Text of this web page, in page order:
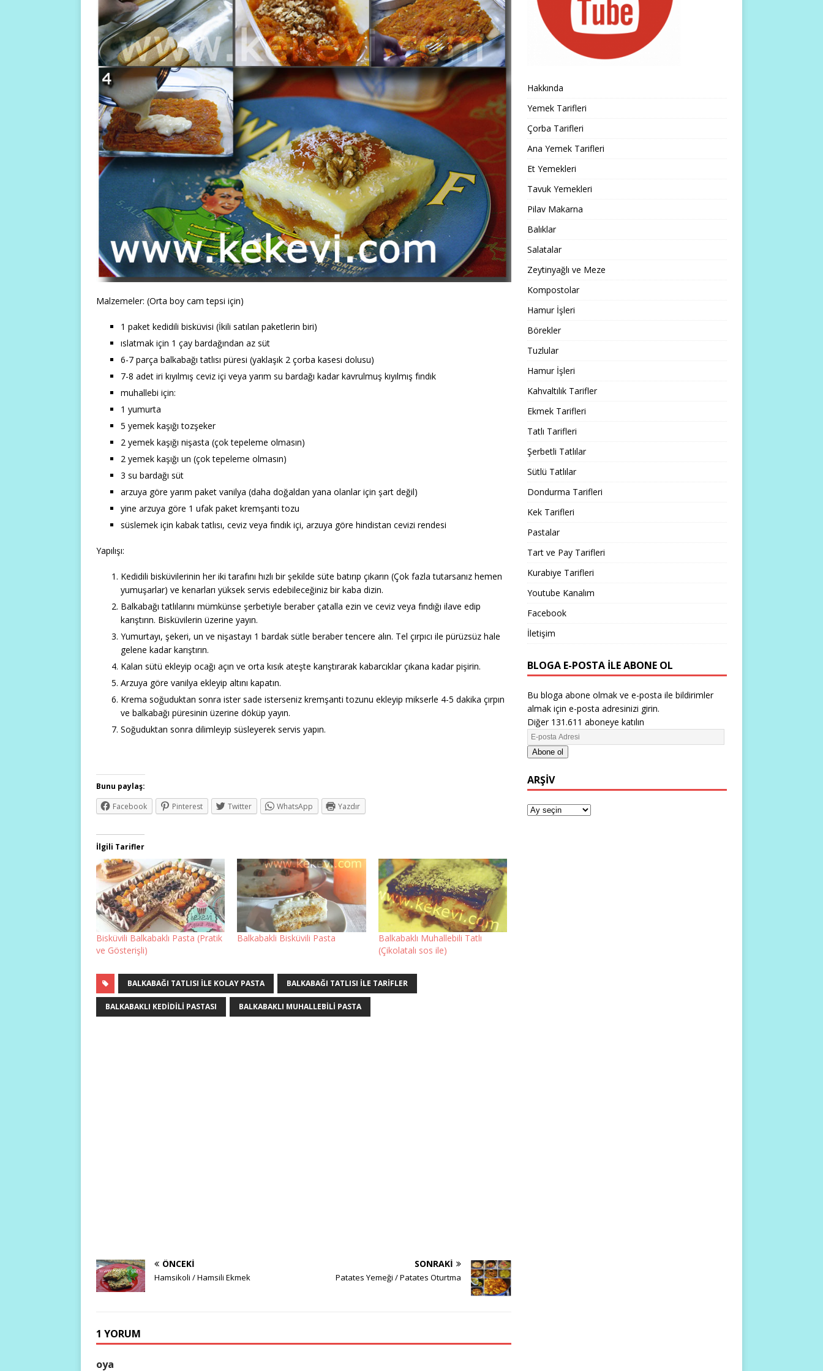
Malzemeler: (Orta boy cam tepsi için)
1 paket kedidili bisküvisi (İkili satılan paketlerin biri)
ıslatmak için 1 çay bardağından az süt
6-7 parça balkabağı tatlısı püresi (yaklaşık 2 çorba kasesi dolusu)
7-8 adet iri kıyılmış ceviz içi veya yarım su bardağı kadar kavrulmuş kıyılmış fındık
muhallebi için:
1 yumurta
5 yemek kaşığı tozşeker
2 yemek kaşığı nişasta (çok tepeleme olmasın)
2 yemek kaşığı un (çok tepeleme olmasın)
3 su bardağı süt
arzuya göre yarım paket vanilya (daha doğaldan yana olanlar için şart değil)
yine arzuya göre 1 ufak paket kremşanti tozu
süslemek için kabak tatlısı, ceviz veya fındık içi, arzuya göre hindistan cevizi rendesi
Yapılışı:
Kedidili bisküvilerinin her iki tarafını hızlı bir şekilde süte batırıp çıkarın (Çok fazla tutarsanız hemen
yumuşarlar) ve kenarları yüksek servis edebileceğiniz bir kaba dizin.
Balkabağı tatlılarını mümkünse şerbetiyle beraber çatalla ezin ve ceviz veya fındığı ilave edip
karıştırın. Bisküvilerin üzerine yayın.
Yumurtayı, şekeri, un ve nişastayı 1 bardak sütle beraber tencere alın. Tel çırpıcı ile pürüzsüz hale
gelene kadar karıştırın.
Kalan sütü ekleyip ocağı açın ve orta kısık ateşte karıştırarak kabarcıklar çıkana kadar pişirin.
Arzuya göre vanilya ekleyip altını kapatın.
Krema soğuduktan sonra ister sade isterseniz kremşanti tozunu ekleyip mikserle 4-5 dakika çırpın
ve balkabağı püresinin üzerine döküp yayın.
Soğuduktan sonra dilimleyip süsleyerek servis yapın.
Bunu paylaş:
Facebook
Pinterest Twitter WhatsApp Yazdır
İlgili Tarifler
Bisküvili Balkabaklı Pasta (Pratik
ve Gösterişli)
Balkabakli Bisküvili Pasta
Balkabaklı Muhallebili Tatlı
(Çikolatalı sos ile)
BALKABAĞI TATLISI ILE KOLAY PASTA BALKABAĞI TATLISI ILE TARIFLER
BALKABAKLI KEDIDILI PASTASI BALKABAKLI MUHALLEBILI PASTA
ÖNCEKI
Hamsikoli / Hamsili Ekmek
SONRAKI
Patates Yemeği / Patates Oturtma
1 YORUM
oya
Hakkında
Yemek Tarifleri
Çorba Tarifleri
Ana Yemek Tarifleri
Et Yemekleri
Tavuk Yemekleri
Pilav Makarna
Balıklar
Salatalar
Zeytinyağlı ve Meze
Kompostolar
Hamur İşleri
Börekler
Tuzlular
Hamur İşleri
Kahvaltılık Tarifler
Ekmek Tarifleri
Tatlı Tarifleri
Şerbetli Tatlılar
Sütlü Tatlılar
Dondurma Tarifleri
Kek Tarifleri
Pastalar
Tart ve Pay Tarifleri
Kurabiye Tarifleri
Youtube Kanalım
Facebook
İletişim
BLOGA E-POSTA ILE ABONE OL
Bu bloga abone olmak ve e-posta ile bildirimler
almak için e-posta adresinizi girin.
Diğer 131.611 aboneye katılın
Abone ol
ARŞIV